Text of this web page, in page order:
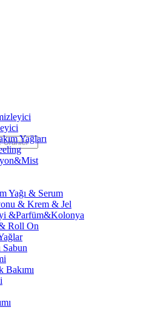
Yağları
Yağı & Serum
& Krem & Jel
&Parfüm&Kolonya
Roll On
Sabun
Bakımı